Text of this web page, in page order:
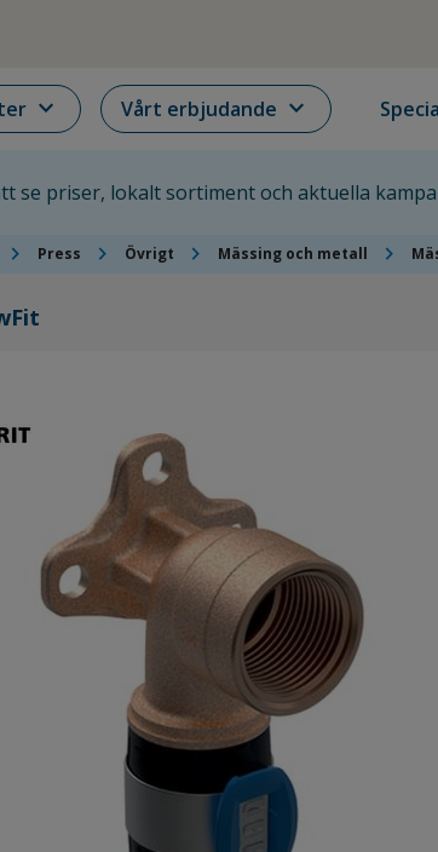
expand_more Vårt erbjudande expand_more
se priser, lokalt sortiment och aktuella
chevron_right Press chevron_right Övrigt chevron_right Mässing och metall chevron_right